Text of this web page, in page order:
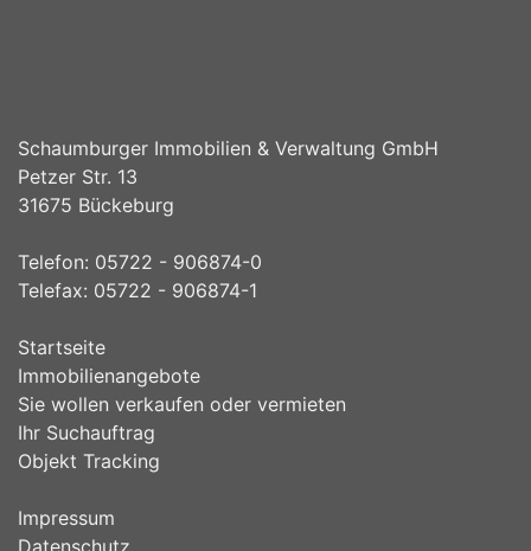
Schaumburger Immobilien & Verwaltung GmbH
Petzer Str. 13
31675 Bückeburg
Telefon: 05722 - 906874-0
Telefax: 05722 - 906874-1
Startseite
Immobilienangebote
Sie wollen verkaufen oder vermieten
Ihr Suchauftrag
Objekt Tracking
Impressum